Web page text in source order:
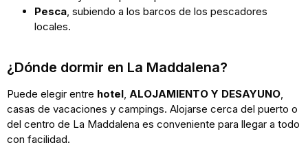
Pesca , subiendo a los barcos de los pescadores
locales.
¿Dónde dormir en La Maddalena?
Puede elegir entre hotel, ALOJAMIENTO Y DESAYUNO,
casas de vacaciones y campings. Alojarse cerca del puerto o
del centro de La Maddalena es conveniente para llegar a todo
con facilidad.